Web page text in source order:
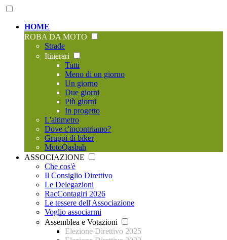
HOME
ROBA DA MOTO
Strade
Itinerari
Tutti
Meno di un giorno
Un giorno
Due giorni
Più giorni
In progetto
L'altimetro
Dove c'incontriamo?
Gruppi di biker
MotoQasbah
ASSOCIAZIONE
Che cos'è
Il Consiglio Direttivo
Le Delegazioni
RacContagiri 2026
Le tessere dell'Associazione
Voglio associarmi
Assemblea e Votazioni
Elezione Direttivo 2025